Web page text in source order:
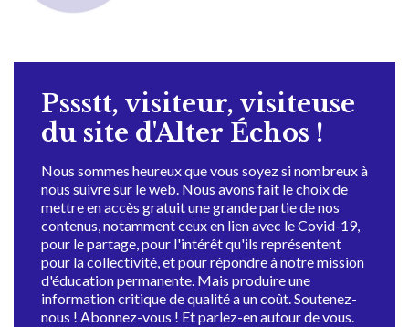
Pssstt, visiteur, visiteuse
du site d'Alter Échos !
Nous sommes heureux que vous soyez si nombreux à
nous suivre sur le web. Nous avons fait le choix de
mettre en accès gratuit une grande partie de nos
contenus, notamment ceux en lien avec le Covid-19,
pour le partage, pour l'intérêt qu'ils représentent
pour la collectivité, et pour répondre à notre mission
d'éducation permanente. Mais produire une
information critique de qualité a un coût. Soutenez-
nous ! Abonnez-vous ! Et parlez-en autour de vous.